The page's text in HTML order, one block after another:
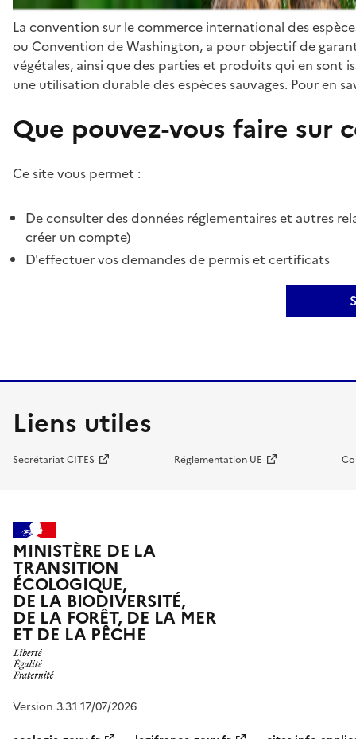
La convention sur le commerce international des
ou Convention de Washington, a pour objectif de
végétales, ainsi que des parties et produits qui en sont
une utilisation durable des espèces sauvages. Pour en
Que pouvez-vous faire sur
Ce site vous permet :
De consulter des données réglementaires et autres
créer un compte)
D'effectuer vos demandes de permis et certificats
Liens utiles
Secrétariat CITES Réglementation UE
MINISTÈRE DE LA
TRANSITION
ÉCOLOGIQUE,
DE LA BIODIVERSITÉ,
DE LA FORÊT, DE LA MER
ET DE LA PÊCHE
Version 3.3.1 17/07/2026